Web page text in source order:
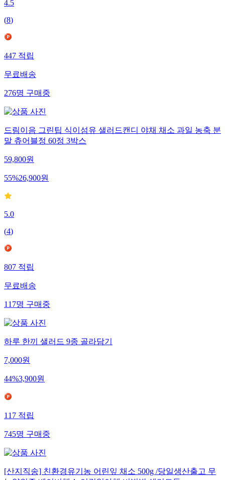
4.5
(8)
447적립
무료배송
276명구매중
드림이음 그린팁 식이섬유 샐러드캔디 야채 채소 과일 농축 분
말 츄어블정 60정 3박스
59,800원
55%26,900원
5.0
(4)
807적립
무료배송
117명구매중
하루 한끼 샐러드 9종 골라담기
7,000원
44%3,900원
117적립
745명구매중
[산지직송] 친환경유기농 어린잎 채소 500g /당일생산출고 무